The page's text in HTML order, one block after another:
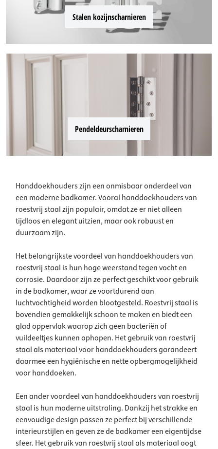
Stalen kozijnscharnieren
Pendeldeurscharnieren
Handdoekhouders zijn een onmisbaar onderdeel van
een moderne badkamer. Vooral handdoekhouders van
roestvrij staal zijn populair, omdat ze er niet alleen
tijdloos en elegant uitzien, maar ook robuust en
duurzaam zijn.
Het belangrijkste voordeel van handdoekhouders van
roestvrij staal is hun hoge weerstand tegen vocht en
corrosie. Daardoor zijn ze perfect geschikt voor gebruik
in de badkamer, waar ze voortdurend aan
luchtvochtigheid worden blootgesteld. Roestvrij staal is
bovendien gemakkelijk schoon te maken en biedt een
glad oppervlak waarop zich geen bacteriën of
vuildeeltjes kunnen ophopen. Het gebruik van roestvrij
staal als materiaal voor handdoekhouders garandeert
daarmee een hygiënische en nette opbergmogelijkheid
voor handdoeken.
Een ander voordeel van handdoekhouders van roestvrij
staal is hun moderne uitstraling. Dankzij het strakke en
eenvoudige design passen ze perfect bij verschillende
interieurstijlen en geven ze de badkamer een eigentijdse
sfeer. Het gebruik van roestvrij staal als materiaal oogt